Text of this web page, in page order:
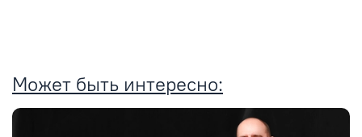
Может быть интересно: